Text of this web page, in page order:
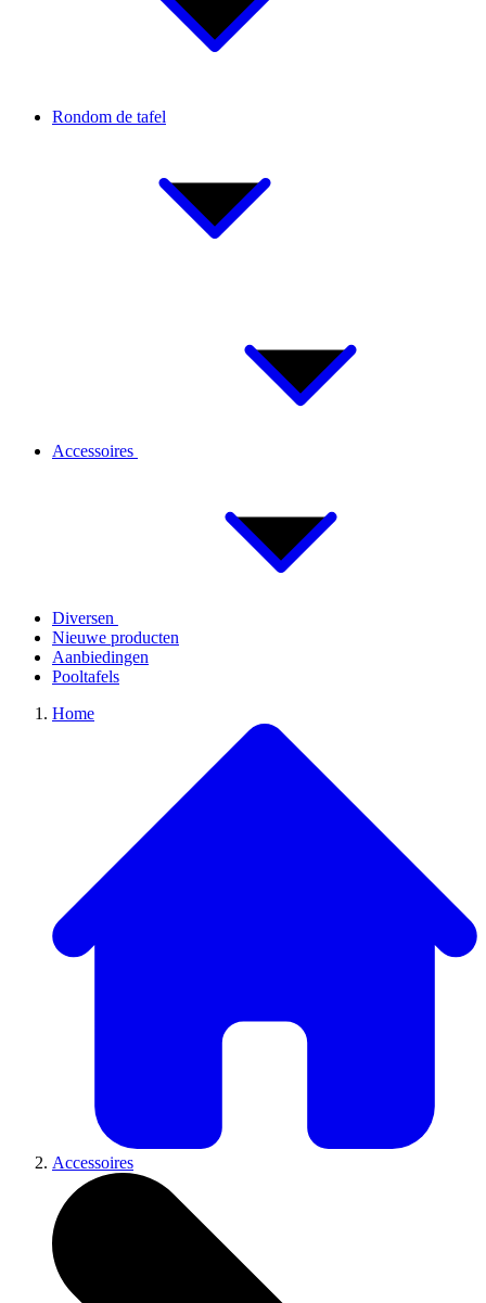
Rondom de tafel
Accessoires
Diversen
Nieuwe producten
Aanbiedingen
Pooltafels
Home
Accessoires